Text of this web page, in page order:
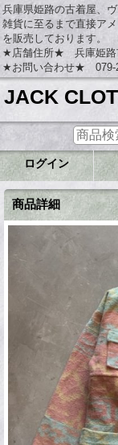
兵庫県姫路の古着屋、
雑貨に至るまで直接ア
を販売しております。
★店舗住所★ 兵庫姫路
★お問い合わせ★ 079-
JACK
ログイン
商品詳細